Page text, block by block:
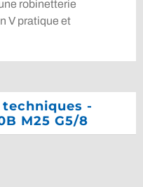
robinetterie
V pratique et
-
M25 G5/8